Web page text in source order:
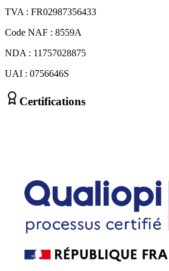
TVA : FR02987356433
Code NAF : 8559A
NDA : 11757028875
UAI : 0756646S
Certifications